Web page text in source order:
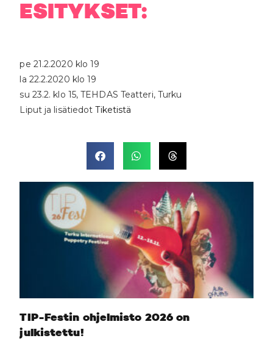
ESITYKSET:
pe 21.2.2020 klo 19
la 22.2.2020 klo 19
su 23.2. klo 15, TEHDAS Teatteri, Turku
Liput ja lisätiedot Tiketistä
TIP-Festin ohjelmisto 2026 on
julkistettu!